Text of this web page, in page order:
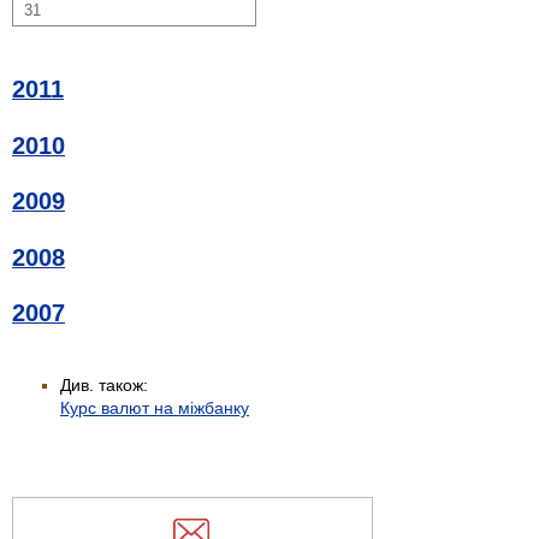
31
2011
2010
2009
2008
2007
Див. також:
Курс валют на міжбанку